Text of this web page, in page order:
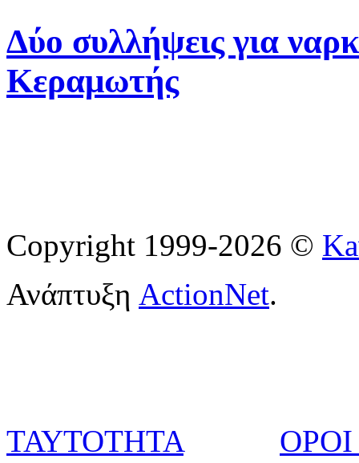
Δύο συλλήψεις για
Κεραμωτής
Copyright 1999-2026 ©
Ανάπτυξη ActionNet.
ΤΑΥΤΟΤΗΤΑ